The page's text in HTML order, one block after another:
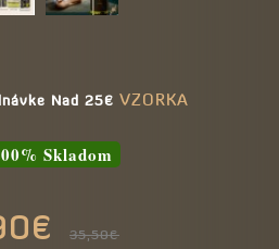
Nad 25€ VZORKA
Skladom
35,50€